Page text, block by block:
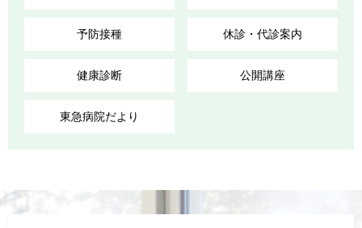
予防接種 休診・代診案内
健康診断 公開講座
東急病院だより